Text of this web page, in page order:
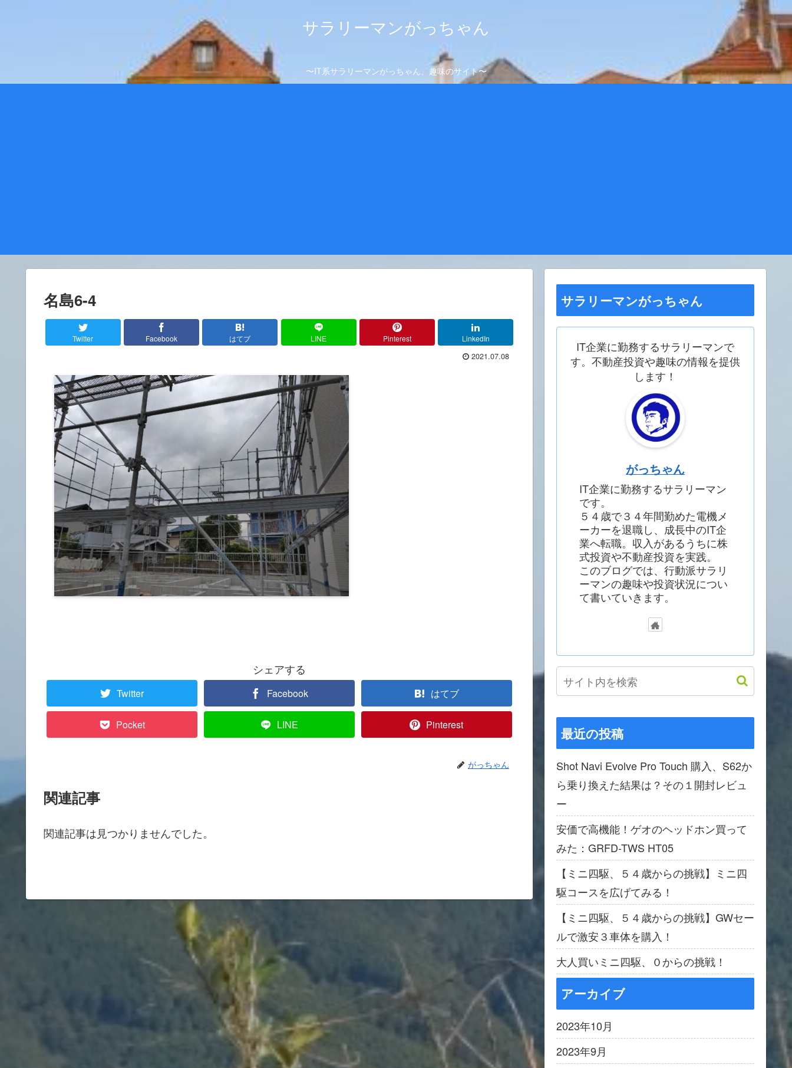
サラリーマンがっちゃん
〜IT系サラリーマンがっちゃん、趣味のサイト〜
名島6-4
Twitter Facebook はてブ LINE Pinterest LinkedIn
2021.07.08
シェアする
Twitter Facebook はてブ
Pocket LINE Pinterest
がっちゃん
関連記事
関連記事は見つかりませんでした。
サラリーマンがっちゃん
IT企業に勤務するサラリーマンで
す。不動産投資や趣味の情報を提供
します！
がっちゃん
IT企業に勤務するサラリーマン
です。
５４歳で３４年間勤めた電機メ
ーカーを退職し、成長中のIT企
業へ転職。収入があるうちに株
式投資や不動産投資を実践。
このブログでは、行動派サラリ
ーマンの趣味や投資状況につい
て書いていきます。
最近の投稿
Shot Navi Evolve Pro Touch 購入、S62か
ら乗り換えた結果は？その１開封レビュ
ー
安価で高機能！ゲオのヘッドホン買って
みた：GRFD-TWS HT05
【ミニ四駆、５４歳からの挑戦】ミニ四
駆コースを広げてみる！
【ミニ四駆、５４歳からの挑戦】GWセー
ルで激安３車体を購入！
大人買いミニ四駆、０からの挑戦！
アーカイブ
2023年10月
2023年9月